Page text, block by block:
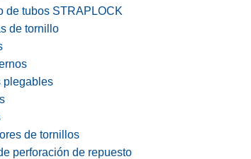
de tubos STRAPLOCK
de tornillo
plegables
de tornillos
perforación de repuesto